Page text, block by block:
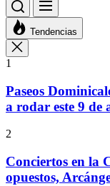
Tendencias
1
Paseos
a rodar este 9 de
2
Conciertos en la
opuestos,